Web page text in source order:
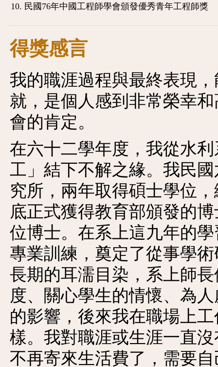
民國76年中國工程師學會頒發優秀青年工程師獎
得獎感言
我的職涯過程與最終表現
就，是個人感到非常榮幸
會的肯定。
在六十二學年度，我從水
工」結下不解之緣。我民
究所，兩年取得碩士學位
底正式獲得教育部頒發的
位博士。在系上這九年的
專業訓練，奠定了從事學
長期的耳濡目染，系上師
度、關心學生的情懷、為
的影響，後來我在職場上
樣。我對職涯或生涯一直
不再寄來生活費了，需要